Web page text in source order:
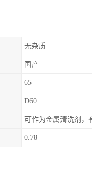
无杂质
国产
65
D60
0.78